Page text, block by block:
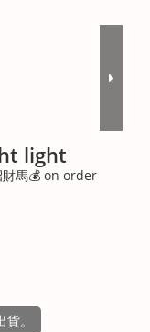
light
財馬💰 on order
。